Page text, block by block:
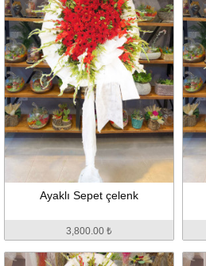
Ayaklı Sepet çelenk
3,800.00 ₺